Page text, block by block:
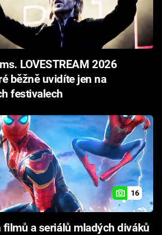
LOVESTREAM 2026
běžně uvidíte jen na
festivalech
16
a seriálů mladých diváků